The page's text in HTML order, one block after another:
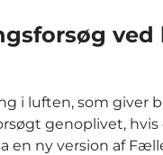
i luften, som giver
genoplivet, hvis
en ny version af